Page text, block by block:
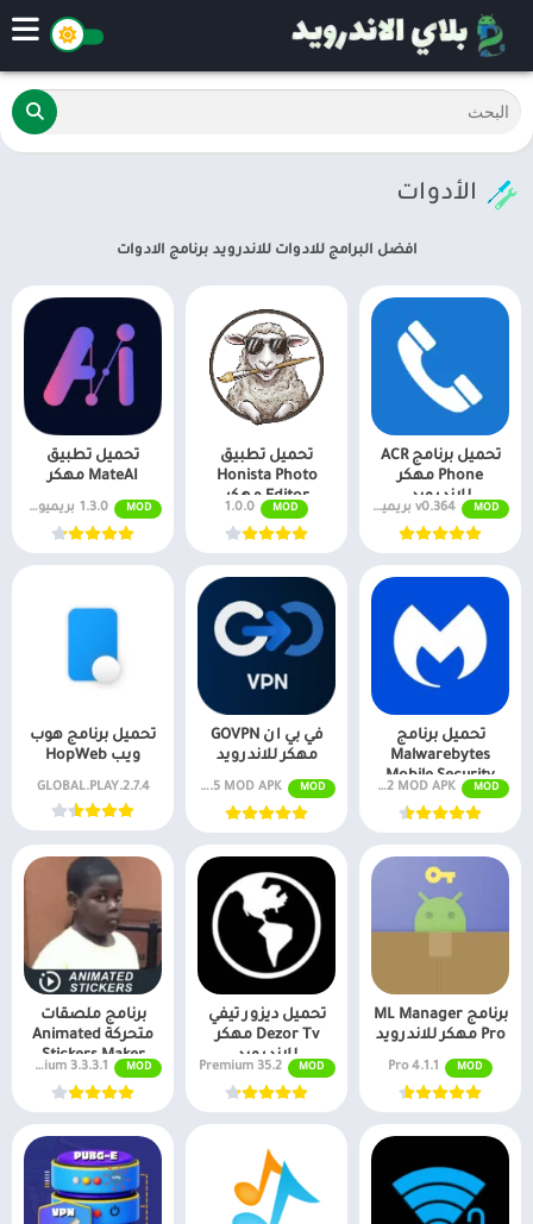
الأدوات
افضل البرامج للادوات للاندرويد برنامج الادوات
تحميل برنامج ACR
Phone مهكر
للاندرويد
MOD v0.364 بريميوم
تحميل تطبيق
Honista Photo
Editor مهكر
للاندرويد
MOD
1.0.0
تحميل تطبيق
MateAI مهكر
MOD 1.3.0 بريميوم مفتوح
تحميل برنامج
Malwarebytes
Mobile Security
مهكر للاندرويد
MOD v5.9.0+312 MOD APK (بريميوم مفتوح)
في بي ان GOVPN
مهكر للاندرويد
MOD v1.9.7.5 MOD APK (مفتوح بريميوم)
تحميل برنامج هوب
ويب HopWeb
2.7.4.GLOBAL.PLAY
برنامج ML Manager
Pro مهكر للاندرويد
MOD
4.1.1 Pro
تحميل ديزور تيفي
Dezor Tv مهكر
للاندرويد
MOD
35.2 Premium
برنامج ملصقات
متحركة Animated
Stickers Maker
مهكر للاندرويد
MOD
3.3.3.1 Premium